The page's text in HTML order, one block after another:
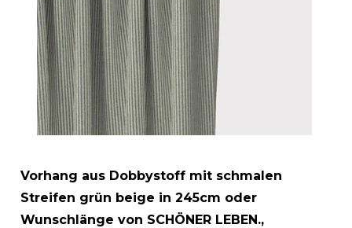
Vorhang aus Dobbystoff mit schmalen
Streifen grün beige in 245cm oder
Wunschlänge von SCHÖNER LEBEN.,